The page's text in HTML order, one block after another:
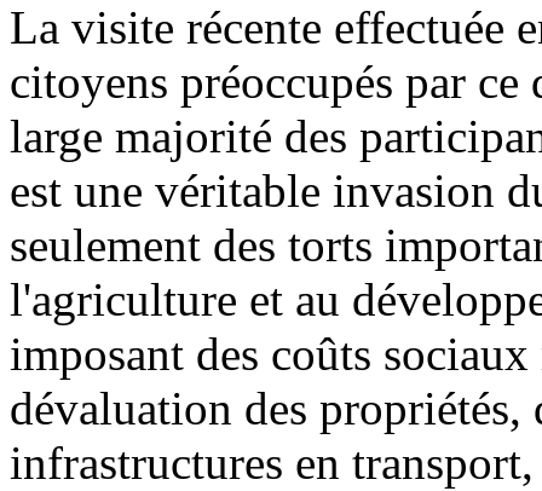
La visite récente effectuée
citoyens préoccupés par
large majorité des
est une véritable invasion
seulement des torts
l'agriculture et au
imposant des coûts
dévaluation des propriétés,
infrastructures en